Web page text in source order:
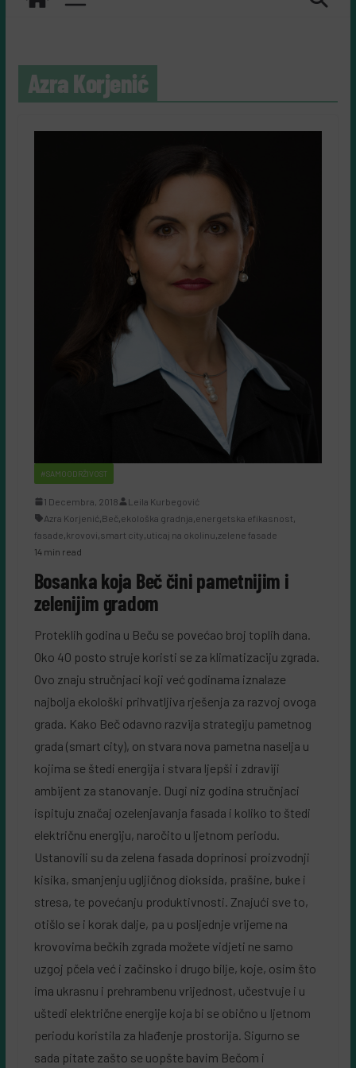
Azra Korjenić
#SAMOODRŽIVOST
1 Decembra, 2018
Leila Kurbegović
Azra Korjenić Beč ekološka gradnja energetska efikasnost
fasade krovovi smart city uticaj na okolinu zelene fasade
14 min read
Bosanka koja Beč čini pametnijim i
zelenijim gradom
Proteklih godina u Beču se povećao broj toplih dana.
Oko 40 posto struje koristi se za klimatizaciju zgrada.
Ovo znaju stručnjaci koji već godinama iznalaze
najbolja ekološki prihvatljiva rješenja za razvoj ovoga
grada. Kako Beč odavno razvija strategiju pametnog
grada (smart city), on stvara nova pametna naselja u
kojima se štedi energija i stvara ljepši i zdraviji
ambijent za stanovanje. Dugi niz godina stručnjaci
ispituju značaj ozelenjavanja fasada i koliko to štedi
električnu energiju, naročito u ljetnom periodu.
Ustanovili su da zelena fasada doprinosi proizvodnji
kisika, smanjenju ugljičnog dioksida, prašine, buke i
stresa, te povećanju produktivnosti. Znajući sve to,
otišlo se i korak dalje, pa u posljednje vrijeme na
krovovima bečkih zgrada možete vidjeti ne samo
uzgoj pčela već i začinsko i drugo bilje, koje, osim što
ima ukrasnu i prehrambenu vrijednost, učestvuje i u
uštedi električne energije koja bi se obično u Ijetnom
periodu koristila za hlađenje prostorija. Sigurno se
sada pitate zašto se uopšte bavim Bečom i